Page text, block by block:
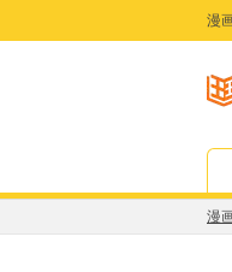
漫
漫